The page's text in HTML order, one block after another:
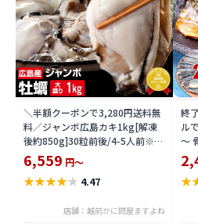
＼半額クーポンで3,280円送料無
料／ジャンボ広島カキ1kg[解凍
後約850g]30粒前後/4-5人前※加
熱用【グルメ大賞貝部門3年連
覇】[ かき / 牡蠣 / カキ / お取り
寄せグルメ] お歳暮 御歳暮 御年
6,559 円～
★★★★★ 4.47
店舗：越前かに問屋ますよね
終
ル
～
塩
ば
ン
★